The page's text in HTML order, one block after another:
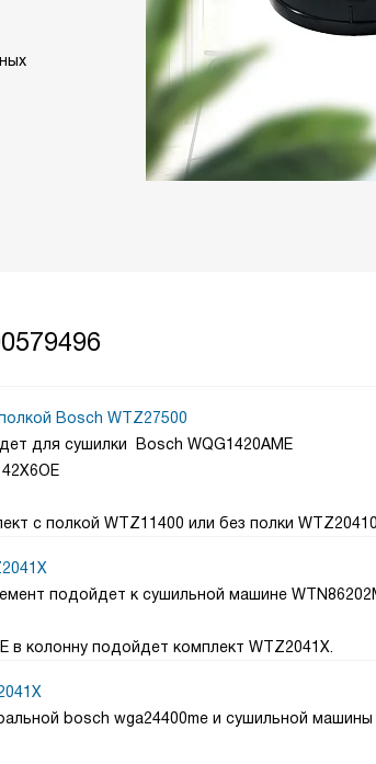
Bosch WTZ27500
для сушилки Bosch WQG1420AME
с полкой WTZ11400 или без полки WTZ20410.
подойдет к сушильной машине
колонну подойдет комплект WTZ2041X.
bosch wga24400me и сушильной